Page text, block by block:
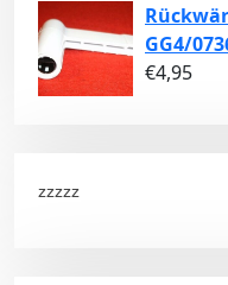
GG4/
€4,95
zzzzz